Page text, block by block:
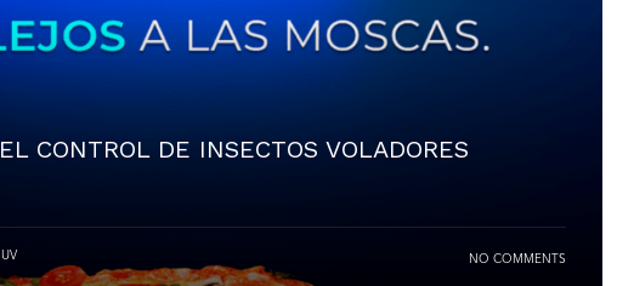
CONTROL DE INSECTOS VOLADORES
NO COMMENTS